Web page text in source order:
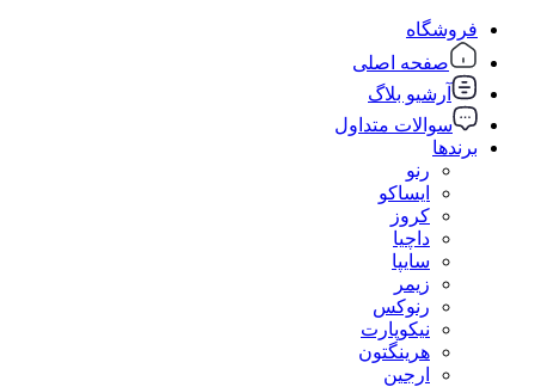
فروشگاه
صفحه اصلی
آرشیو بلاگ
سوالات متداول
برندها
رنو
ایساکو
کروز
داچیا
سایپا
زیمر
رنوکس
نیکوپارت
هرینگتون
ارجین